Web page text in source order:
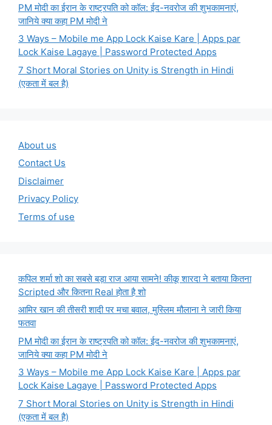
PM मोदी का ईरान के राष्ट्रपति को कॉल: ईद-नवरोज की शुभकामनाएं,
जानिये क्या कहा PM मोदी ने
3 Ways – Mobile me App Lock Kaise Kare | Apps par
Lock Kaise Lagaye | Password Protected Apps
7 Short Moral Stories on Unity is Strength in Hindi
(एकता में बल है)
About us
Contact Us
Disclaimer
Privacy Policy
Terms of use
कपिल शर्मा शो का सबसे बड़ा राज आया सामने! कीकू शारदा ने बताया कितना
Scripted और कितना Real होता है शो
आमिर खान की तीसरी शादी पर मचा बवाल, मुस्लिम मौलाना ने जारी किया
फतवा
PM मोदी का ईरान के राष्ट्रपति को कॉल: ईद-नवरोज की शुभकामनाएं,
जानिये क्या कहा PM मोदी ने
3 Ways – Mobile me App Lock Kaise Kare | Apps par
Lock Kaise Lagaye | Password Protected Apps
7 Short Moral Stories on Unity is Strength in Hindi
(एकता में बल है)